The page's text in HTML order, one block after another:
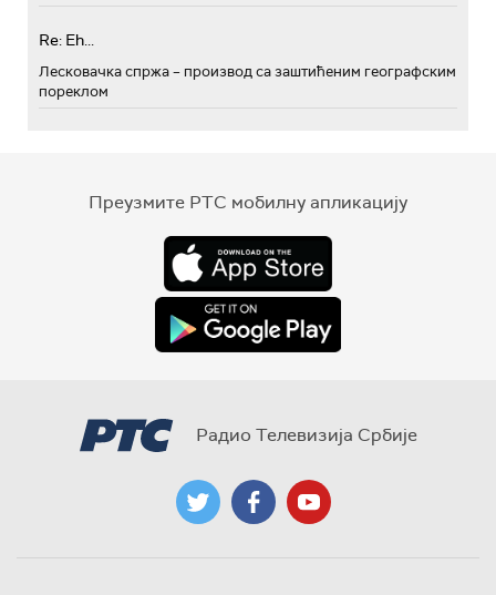
Re: Eh...
Лесковачка спржа – производ са заштићеним географским
пореклом
Преузмите РТС мобилну апликацију
Радио Телевизија Србије